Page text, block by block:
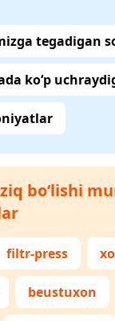
tegadigan
ko‘p
bo‘lishi
filtr-press
beustuxon